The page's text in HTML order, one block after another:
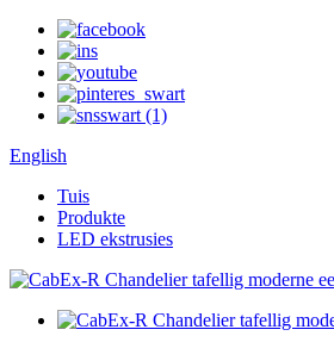
English
Tuis
Produkte
LED ekstrusies